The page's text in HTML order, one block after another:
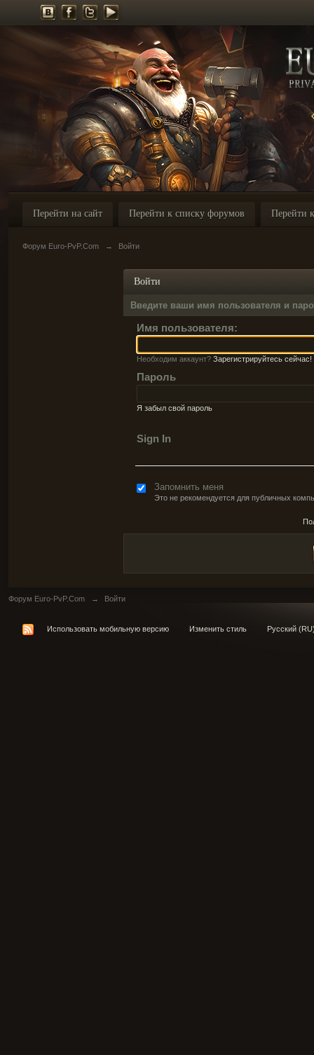
Перейти на сайт Перейти к списку форумов Перейти
Форум Euro-PvP.Com → Войти
Войти
Введите ваши имя пользователя и
Имя пользователя:
Необходим аккаунт? Зарегистрируйтесь сейчас!
Пароль
Я забыл свой пароль
Sign In
Запомнить меня
Это не рекомендуется для публичных
Форум Euro-PvP.Com → Войти
Использовать мобильную версию Изменить стиль Русский